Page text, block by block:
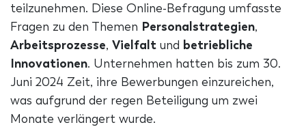
teilzunehmen. Diese Online-Befragung umfasste
Fragen zu den Themen Personalstrategien,
Arbeitsprozesse, Vielfalt und betriebliche
Innovationen. Unternehmen hatten bis zum 30.
Juni 2024 Zeit, ihre Bewerbungen einzureichen,
was aufgrund der regen Beteiligung um zwei
Monate verlängert wurde.